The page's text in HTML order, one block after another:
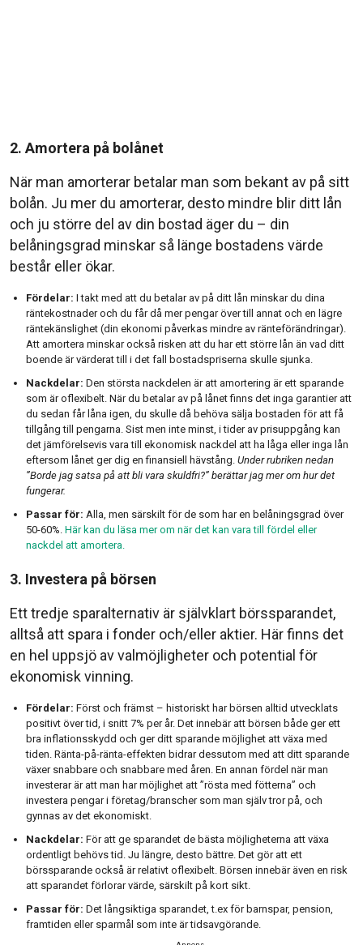
2. Amortera på bolånet
När man amorterar betalar man som bekant av på sitt
bolån. Ju mer du amorterar, desto mindre blir ditt lån
och ju större del av din bostad äger du – din
belåningsgrad minskar så länge bostadens värde
består eller ökar.
Fördelar: I takt med att du betalar av på ditt lån minskar du dina
räntekostnader och du får då mer pengar över till annat och en lägre
räntekänslighet (din ekonomi påverkas mindre av ränteförändringar).
Att amortera minskar också risken att du har ett större lån än vad ditt
boende är värderat till i det fall bostadspriserna skulle sjunka.
Nackdelar: Den största nackdelen är att amortering är ett sparande
som är oflexibelt. När du betalar av på lånet finns det inga garantier att
du sedan får låna igen, du skulle då behöva sälja bostaden för att få
tillgång till pengarna. Sist men inte minst, i tider av prisuppgång kan
det jämförelsevis vara till ekonomisk nackdel att ha låga eller inga lån
eftersom lånet ger dig en finansiell hävstång. Under rubriken nedan
”Borde jag satsa på att bli vara skuldfri?” berättar jag mer om hur det
fungerar.
Passar för: Alla, men särskilt för de som har en belåningsgrad över
50-60%. Här kan du läsa mer om när det kan vara till fördel eller
nackdel att amortera.
3. Investera på börsen
Ett tredje sparalternativ är självklart börssparandet,
alltså att spara i fonder och/eller aktier. Här finns det
en hel uppsjö av valmöjligheter och potential för
ekonomisk vinning.
Fördelar: Först och främst – historiskt har börsen alltid utvecklats
positivt över tid, i snitt 7% per år. Det innebär att börsen både ger ett
bra inflationsskydd och ger ditt sparande möjlighet att växa med
tiden. Ränta-på-ränta-effekten bidrar dessutom med att ditt sparande
växer snabbare och snabbare med åren. En annan fördel när man
investerar är att man har möjlighet att ”rösta med fötterna” och
investera pengar i företag/branscher som man själv tror på, och
gynnas av det ekonomiskt.
Nackdelar: För att ge sparandet de bästa möjligheterna att växa
ordentligt behövs tid. Ju längre, desto bättre. Det gör att ett
börssparande också är relativt oflexibelt. Börsen innebär även en risk
att sparandet förlorar värde, särskilt på kort sikt.
Passar för: Det långsiktiga sparandet, t.ex för barnspar, pension,
framtiden eller sparmål som inte är tidsavgörande.